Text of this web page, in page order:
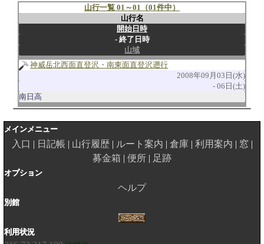
山行一覧 01～01（01件中）
山行名
開始日時
終了日時
山域
神威岳北西面直登沢・南東面直登沢遡行
2008年09月03日(水)
06日(土)
南日高
メインメニュー
入口 日記帳 山行履歴 ルート案内 倉庫 利用案内
窓
募金箱
便所 足跡
オプション
ヘルプ
別館
利用状況